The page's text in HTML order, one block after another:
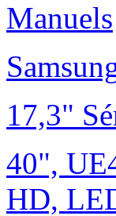
Manuels
17,3"
40",
HD,